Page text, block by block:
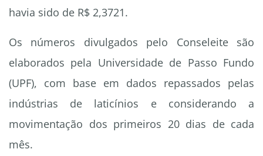
havia sido de R$ 2,3721.
Os números divulgados pelo Conseleite são
elaborados pela Universidade de Passo Fundo
(UPF), com base em dados repassados pelas
indústrias de laticínios e considerando a
movimentação dos primeiros 20 dias de cada
mês.